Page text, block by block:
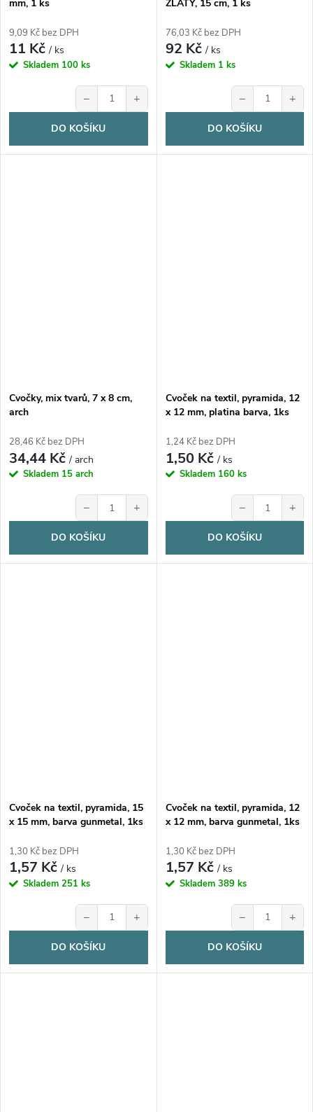
mm, 1 ks
9,09 Kč bez DPH
11 Kč/ ks
Skladem 100 ks
− +
DO KOŠÍKU
ZLATÝ, 15 cm, 1 ks
76,03 Kč bez DPH
92 Kč/ ks
Skladem 1 ks
− +
DO KOŠÍKU
Cvočky, mix tvarů, 7 x 8 cm,
arch
28,46 Kč bez DPH
34,44 Kč/ arch
Skladem 15 arch
− +
DO KOŠÍKU
Cvoček na textil, pyramida, 12
x 12 mm, platina barva, 1ks
1,24 Kč bez DPH
1,50 Kč/ ks
Skladem 160 ks
− +
DO KOŠÍKU
Cvoček na textil, pyramida, 15
x 15 mm, barva gunmetal, 1ks
1,30 Kč bez DPH
1,57 Kč/ ks
Skladem 251 ks
− +
DO KOŠÍKU
Cvoček na textil, pyramida, 12
x 12 mm, barva gunmetal, 1ks
1,30 Kč bez DPH
1,57 Kč/ ks
Skladem 389 ks
− +
DO KOŠÍKU